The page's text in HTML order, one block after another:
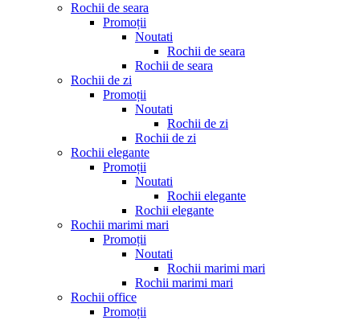
Rochii de seara
Promoții
Noutati
Rochii de seara
Rochii de seara
Rochii de zi
Promoții
Noutati
Rochii de zi
Rochii de zi
Rochii elegante
Promoții
Noutati
Rochii elegante
Rochii elegante
Rochii marimi mari
Promoții
Noutati
Rochii marimi mari
Rochii marimi mari
Rochii office
Promoții